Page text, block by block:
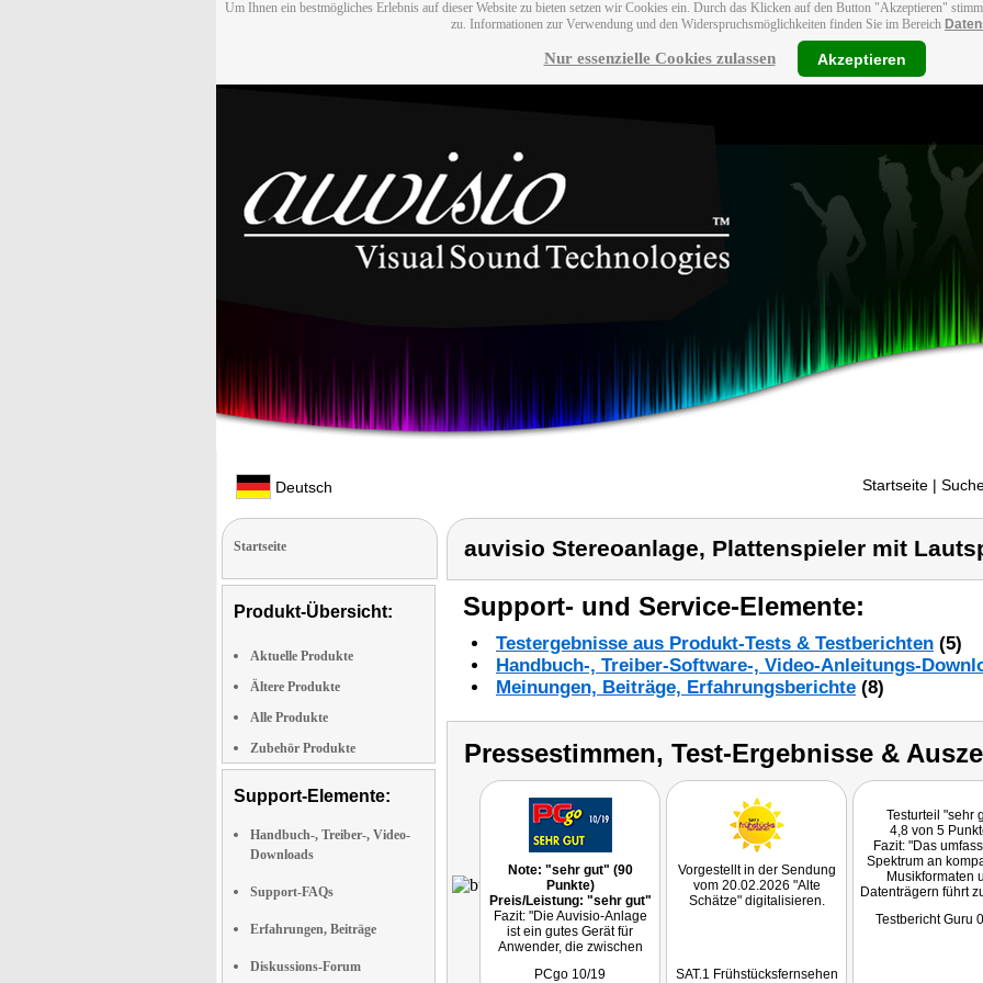
Um Ihnen ein bestmögliches Erlebnis auf dieser Website zu bieten setzen wir Cookies ein. Durch das Klicken auf den Button "Akzeptieren"
zu. Informationen zur Verwendung und den Widerspruchsmöglichkeiten finden Sie im Bereich
Nur essenzielle Cookies zulassen Akzeptieren
Deutsch Startseite |
Startseite
Produkt-Übersicht:
Aktuelle Produkte
Ältere Produkte
Alle Produkte
Zubehör Produkte
Support-Elemente:
Handbuch-, Treiber-, Video-
Downloads
Support-FAQs
Erfahrungen, Beiträge
Diskussions-Forum
auvisio Stereoanlage, Plattenspieler mit
Support- und Service-Elemente:
Testergebnisse aus Produkt-Tests & Testberichten (5)
Handbuch-, Treiber-Software-, Video-Anleitungs-
Meinungen, Beiträge, Erfahrungsberichte (8)
Pressestimmen, Test-Ergebnisse &
Note: "sehr gut" (90
Punkte)
Preis/Leistung: "sehr gut"
Fazit: "Die Auvisio-Anlage
ist ein gutes Gerät für
Anwender, die zwischen
Audio-Welten wandeln
PCgo 10/19
Vorgestellt in der Sendung
vom 20.02.2026 "Alte
Schätze" digitalisieren.
SAT.1 Frühstücksfernsehen
Testurteil "sehr
4,8 von 5
Fazit: "Das
Spektrum an
Musikformaten
Datenträgern führt
Musikanlage.
Testbericht Guru